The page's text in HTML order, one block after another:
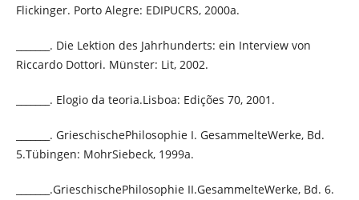
Flickinger. Porto Alegre: EDIPUCRS, 2000a.
_______. Die Lektion des Jahrhunderts: ein Interview von
Riccardo Dottori. Münster: Lit, 2002.
_______. Elogio da teoria.Lisboa: Edições 70, 2001.
_______. GrieschischePhilosophie I. GesammelteWerke, Bd.
5.Tübingen: MohrSiebeck, 1999a.
_______.GrieschischePhilosophie II.GesammelteWerke, Bd. 6.